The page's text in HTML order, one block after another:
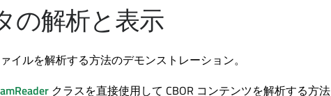
の解析と表示
イルを解析する方法のデモンストレーション。
クラスを直接使用して CBOR コンテンツを解析する方法